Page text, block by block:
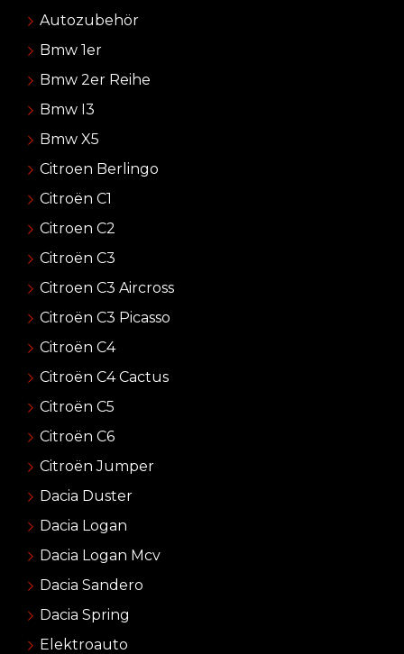
Autozubehör
Bmw 1er
Bmw 2er Reihe
Bmw I3
Bmw X5
Citroen Berlingo
Citroën C1
Citroen C2
Citroën C3
Citroen C3 Aircross
Citroën C3 Picasso
Citroën C4
Citroën C4 Cactus
Citroën C5
Citroën C6
Citroën Jumper
Dacia Duster
Dacia Logan
Dacia Logan Mcv
Dacia Sandero
Dacia Spring
Elektroauto